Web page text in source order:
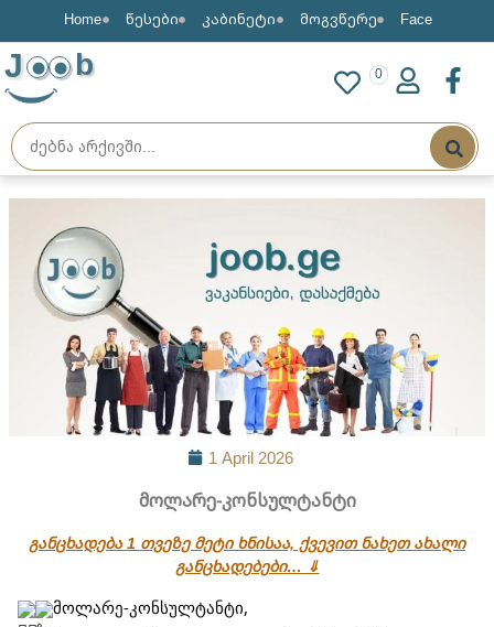
Home წესები კაბინეტი მოგვწერე Face
J b 0
1 April 2026
მოლარე-კონსულტანტი
განცხადება 1 თვეზე მეტი ხნისაა, ქვევით ნახეთ ახალი
განცხადებები… ⇓
მოლარე-კონსულტანტი,